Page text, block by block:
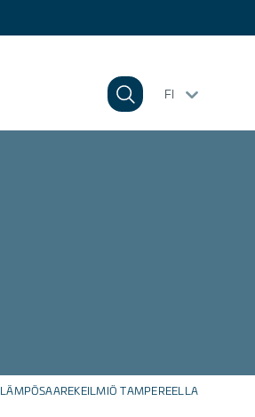
FI
LÄMPÖSAAREKEILMIÖ TAMPEREELLA